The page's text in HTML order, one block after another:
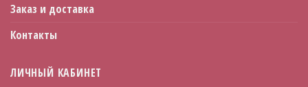
Заказ и доставка
Контакты
ЛИЧНЫЙ КАБИНЕТ